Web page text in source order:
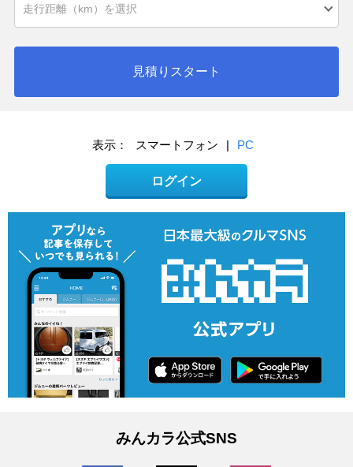
見積りスタート
表示： スマートフォン | PC
ログイン
みんカラ公式SNS